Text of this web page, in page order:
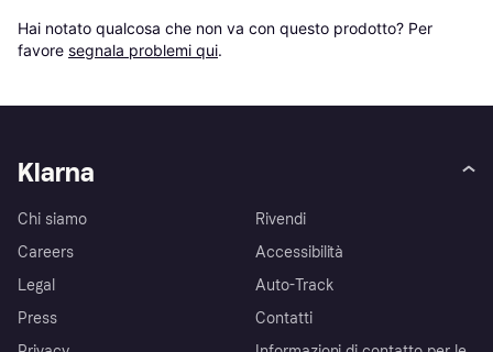
Hai notato qualcosa che non va con questo prodotto? Per
favore segnala problemi qui.
Klarna
Chi siamo
Careers
Legal
Press
Rivendi
Accessibilità
Auto-Track
Contatti